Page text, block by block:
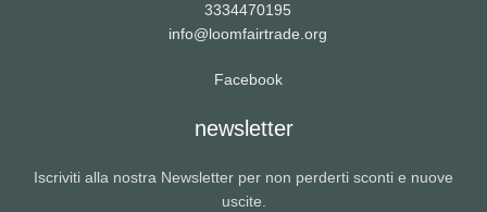
3334470195
info@loomfairtrade.org
Facebook
newsletter
Iscriviti alla nostra Newsletter per non perderti sconti e nuove
uscite.